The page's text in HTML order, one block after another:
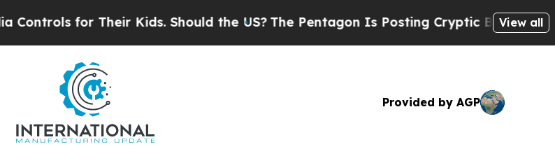
for Their Kids. Should the US?The Pentagon Is Posting Cryptic Biblical Messages
View all
Provided by AGP